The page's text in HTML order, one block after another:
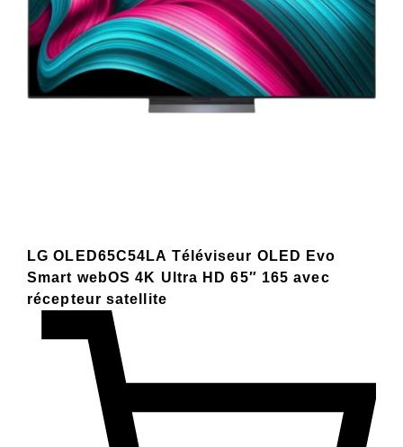
LG OLED65C54LA Téléviseur OLED Evo
Smart webOS 4K Ultra HD 65″ 165 avec
récepteur satellite